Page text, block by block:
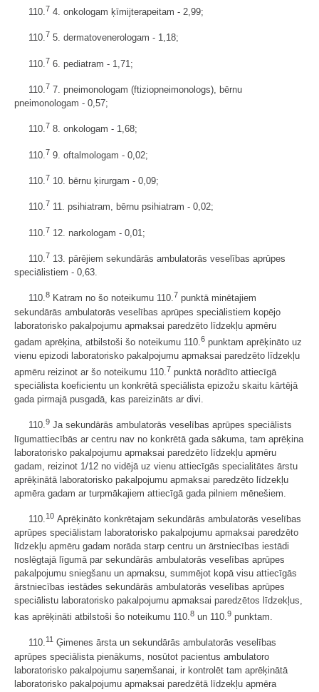
110.7 4. onkologam ķīmijterapeitam - 2,99;
110.7 5. dermatovenerologam - 1,18;
110.7 6. pediatram - 1,71;
110.7 7. pneimonologam (ftiziopneimonologs), bērnu
pneimonologam - 0,57;
110.7 8. onkologam - 1,68;
110.7 9. oftalmologam - 0,02;
110.7 10. bērnu ķirurgam - 0,09;
110.7 11. psihiatram, bērnu psihiatram - 0,02;
110.7 12. narkologam - 0,01;
110.7 13. pārējiem sekundārās ambulatorās veselības aprūpes
speciālistiem - 0,63.
110.8 Katram no šo noteikumu 110.7 punktā minētajiem
sekundārās ambulatorās veselības aprūpes speciālistiem kopējo
laboratorisko pakalpojumu apmaksai paredzēto līdzekļu apmēru
gadam aprēķina, atbilstoši šo noteikumu 110.6 punktam aprēķināto uz
vienu epizodi laboratorisko pakalpojumu apmaksai paredzēto līdzekļu
apmēru reizinot ar šo noteikumu 110.7 punktā norādīto attiecīgā
speciālista koeficientu un konkrētā speciālista epizožu skaitu kārtējā
gada pirmajā pusgadā, kas pareizināts ar divi.
110.9 Ja sekundārās ambulatorās veselības aprūpes speciālists
līgumattiecībās ar centru nav no konkrētā gada sākuma, tam aprēķina
laboratorisko pakalpojumu apmaksai paredzēto līdzekļu apmēru
gadam, reizinot 1/12 no vidējā uz vienu attiecīgās specialitātes ārstu
aprēķinātā laboratorisko pakalpojumu apmaksai paredzēto līdzekļu
apmēra gadam ar turpmākajiem attiecīgā gada pilniem mēnešiem.
110. 10 Aprēķināto konkrētajam sekundārās ambulatorās veselības
aprūpes speciālistam laboratorisko pakalpojumu apmaksai paredzēto
līdzekļu apmēru gadam norāda starp centru un ārstniecības iestādi
noslēgtajā līgumā par sekundārās ambulatorās veselības aprūpes
pakalpojumu sniegšanu un apmaksu, summējot kopā visu attiecīgās
ārstniecības iestādes sekundārās ambulatorās veselības aprūpes
speciālistu laboratorisko pakalpojumu apmaksai paredzētos līdzekļus,
kas aprēķināti atbilstoši šo noteikumu 110.8 un 110.9 punktam.
110.11 Ģimenes ārsta un sekundārās ambulatorās veselības
aprūpes speciālista pienākums, nosūtot pacientus ambulatoro
laboratorisko pakalpojumu saņemšanai, ir kontrolēt tam aprēķinātā
laboratorisko pakalpojumu apmaksai paredzētā līdzekļu apmēra